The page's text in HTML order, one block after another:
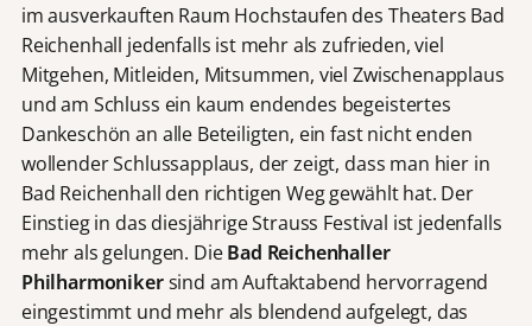
im ausverkauften Raum Hochstaufen des Theaters Bad
Reichenhall jedenfalls ist mehr als zufrieden, viel
Mitgehen, Mitleiden, Mitsummen, viel Zwischenapplaus
und am Schluss ein kaum endendes begeistertes
Dankeschön an alle Beteiligten, ein fast nicht enden
wollender Schlussapplaus, der zeigt, dass man hier in
Bad Reichenhall den richtigen Weg gewählt hat. Der
Einstieg in das diesjährige Strauss Festival ist jedenfalls
mehr als gelungen. DieBad Reichenhaller
Philharmonikersind am Auftaktabend hervorragend
eingestimmt und mehr als blendend aufgelegt, das